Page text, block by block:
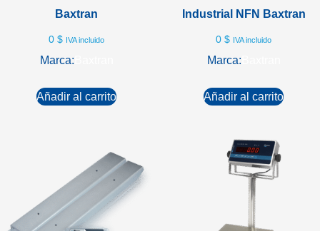
Baxtran
0 $ IVA incluido
Marca:
Añadir al carrito
Industrial NFN Baxtran
0 $ IVA incluido
Marca:
Añadir al carrito